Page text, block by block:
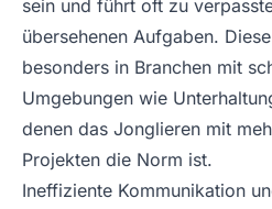
sein und führt oft zu
übersehenen Aufgaben.
besonders in Branchen mit
Umgebungen wie
denen das Jonglieren mit
Projekten die Norm ist.
Ineffiziente Kommunikation